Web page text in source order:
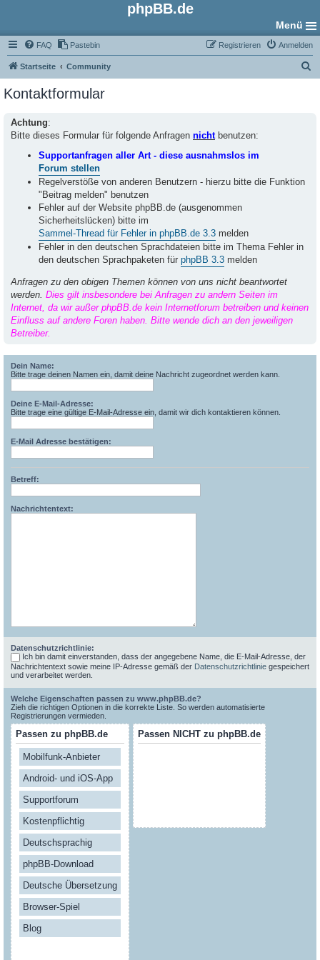
phpBB.de
Menü
FAQ Pastebin Anmelden
Registrieren
Startseite Community
Kontaktformular
Achtung:
Bitte dieses Formular für folgende Anfragen nichtbenutzen:
Supportanfragen aller Art - diese ausnahmslos im
Forum stellen
Regelverstöße von anderen Benutzern - hierzu bitte die Funktion
"Beitrag melden" benutzen
Fehler auf der Website phpBB.de (ausgenommen
Sicherheitslücken) bitte im
Sammel-Thread für Fehler in phpBB.de 3.3 melden
Fehler in den deutschen Sprachdateien bitte im Thema Fehler in
den deutschen Sprachpaketen für phpBB 3.3 melden
Anfragen zu den obigen Themen können von uns nicht beantwortet
werden. Dies gilt insbesondere bei Anfragen zu andern Seiten im
Internet, da wir außer phpBB.de kein Internetforum betreiben und keinen
Einfluss auf andere Foren haben. Bitte wende dich an den jeweiligen
Betreiber.
Dein Name:
Bitte trage deinen Namen ein, damit deine Nachricht zugeordnet werden kann.
Deine E-Mail-Adresse:
Bitte trage eine gültige E-Mail-Adresse ein, damit wir dich kontaktieren können.
E-Mail Adresse bestätigen:
Betreff:
Nachrichtentext:
Datenschutzrichtlinie:
Ich bin damit einverstanden, dass der angegebene Name, die E-Mail-Adresse, der
Nachrichtentext sowie meine IP-Adresse gemäß der Datenschutzrichtlinie gespeichert
und verarbeitet werden.
Welche Eigenschaften passen zu www.phpBB.de?
Zieh die richtigen Optionen in die korrekte Liste. So werden automatisierte
Registrierungen vermieden.
Passen zu phpBB.de
Mobilfunk-Anbieter
Android- und iOS-App
Supportforum
Kostenpflichtig
Deutschsprachig
phpBB-Download
Deutsche Übersetzung
Browser-Spiel
Blog
Passen NICHT zu phpBB.de